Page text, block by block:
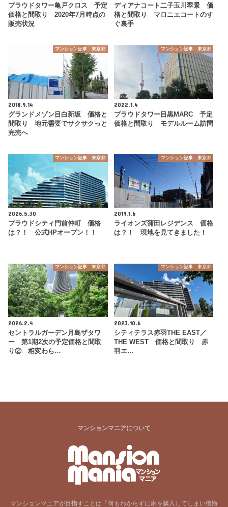
プラウドタワー亀戸クロス 予定
価格と間取り 2020年7月時点の
販売状況
ディアナコート二子玉川翠景 価
格と間取り マロニエコートのす
ぐ裏手
マンション記事 東京都
2018.9.14
グランドメゾン目白新坂 価格と
間取り 地元需要でサクサクっと
完売へ
マンション記事 東京都
2022.1.4
プラウドタワー目黒MARC 予定
価格と間取り モデルルーム訪問
マンション記事 東京都
2026.5.30
プラウドシティ門前仲町 価格
は？！ 公式HPオープン！！
マンション記事 東京都
2019.1.6
ライオンズ蒲田レジデンス 価格
は？！ 現地を見てきました！
マンション記事 東京都
2026.2.4
セントラルガーデン月島ザタワ
ー 第1期2次の予定価格と間取
り② 相変わら…
マンション記事 東京都
2023.10.6
シティテラス赤羽THE EAST／
THE WEST 価格と間取り 赤
羽エ…
マンションマニアについて
マンションマニアが目指すことは「何もわからずに家を購入してしまい後悔